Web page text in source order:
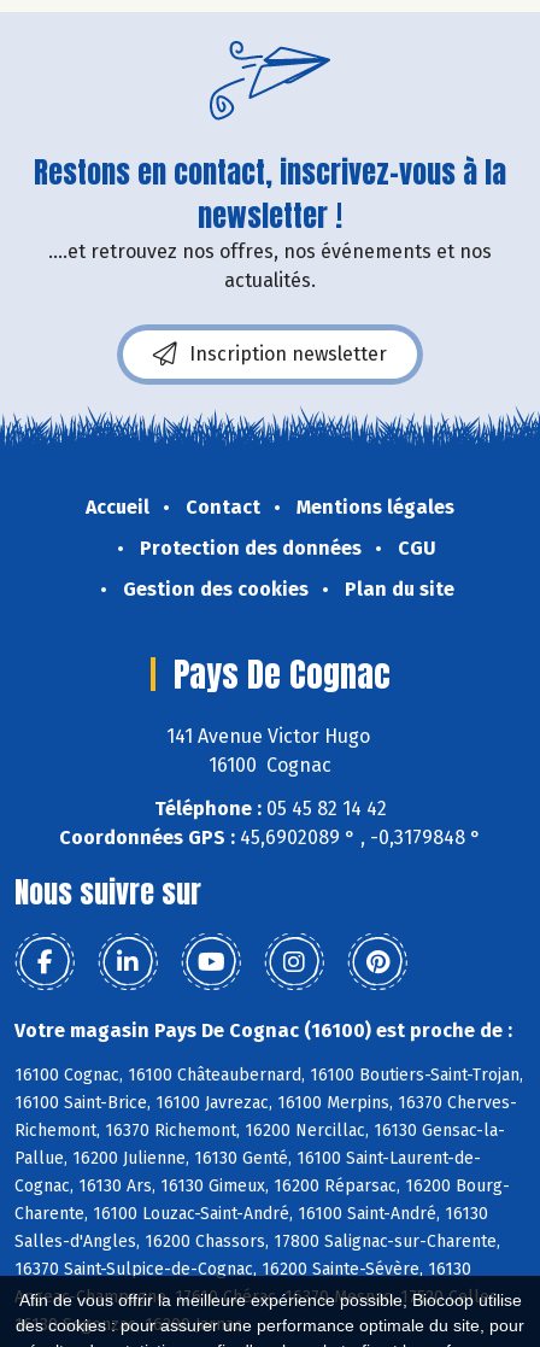
Afin de vous offrir la meilleure expérience possible, Biocoop utilise
des cookies : pour assurer une performance optimale du site, pour
Restons en contact, inscrivez-vous à la
newsletter !
....et retrouvez nos offres, nos événements et nos
actualités.
Inscription newsletter
Accueil Contact
Mentions légales
Protection des données
CGU
Gestion des cookies
Plan du site
Pays De Cognac
141 Avenue Victor Hugo
16100 Cognac
Téléphone :05 45 82 14 42
Coordonnées GPS : 45,6902089 ° , -0,3179848 °
Nous suivre sur
Votre magasin Pays De Cognac (16100) est proche de :
16100 Cognac, 16100 Châteaubernard, 16100 Boutiers-Saint-Trojan,
16100 Saint-Brice, 16100 Javrezac, 16100 Merpins, 16370 Cherves-
Richemont, 16370 Richemont, 16200 Nercillac, 16130 Gensac-la-
Pallue, 16200 Julienne, 16130 Genté, 16100 Saint-Laurent-de-
Cognac, 16130 Ars, 16130 Gimeux, 16200 Réparsac, 16200 Bourg-
Charente, 16100 Louzac-Saint-André, 16100 Saint-André, 16130
Salles-d'Angles, 16200 Chassors, 17800 Salignac-sur-Charente,
16370 Saint-Sulpice-de-Cognac, 16200 Sainte-Sévère, 16130
Angeac-Champagne, 17610 Chérac, 16370 Mesnac, 17520 Celles,
16130 Segonzac, 16200 Jarnac